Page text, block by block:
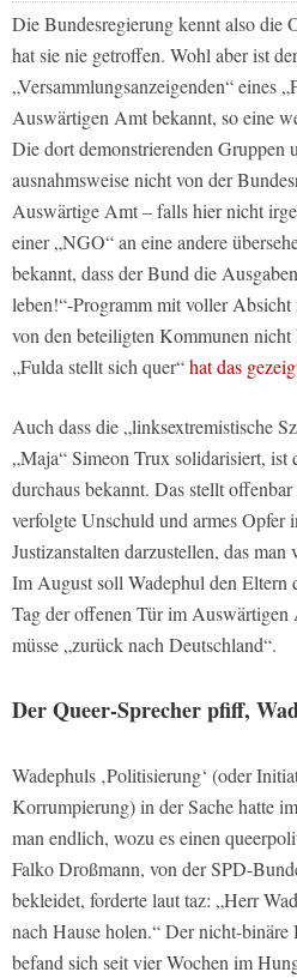
Die Bundesregierung kennt also die
hat sie nie getroffen. Wohl aber ist
„Versammlungsanzeigenden“ eines
Auswärtigen Amt bekannt, so eine
Die dort demonstrierenden Gruppen
ausnahmsweise nicht von der
Auswärtige Amt – falls hier nicht
einer „NGO“ an eine andere
bekannt, dass der Bund die
leben!“-Programm mit voller
von den beteiligten Kommunen
„Fulda stellt sich quer“hat das
Auch dass die „linksextremistische
„Maja“ Simeon Trux solidarisiert,
durchaus bekannt. Das stellt
verfolgte Unschuld und armes Opfer
Justizanstalten darzustellen, das
Im August soll Wadephul den Eltern
Tag der offenen Tür im
müsse „zurück nach Deutschland“.
Der Queer-Sprecher pfiff,
Wadephuls ‚Politisierung‘ (oder
Korrumpierung) in der Sache hatte
man endlich, wozu es einen
Falko Droßmann, von der SPD-
bekleidet, forderte laut taz: „Herr
nach Hause holen.“ Der nicht-binäre
befand sich seit vier Wochen im